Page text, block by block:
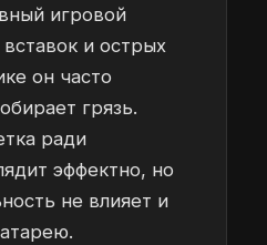
игровой
и острых
он часто
грязь.
ради
эффектно, но
не влияет и